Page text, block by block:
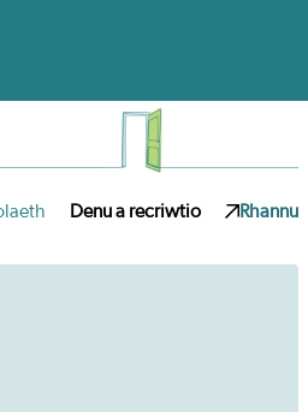
Denu a recriwtio Rhannu